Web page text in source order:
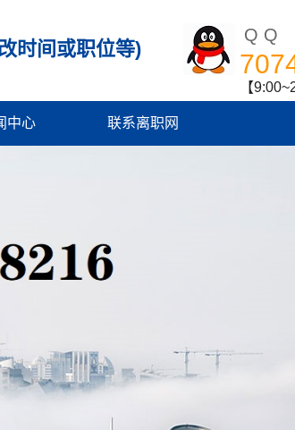
时间或职位等)
QQ
【
中心 联系离职网